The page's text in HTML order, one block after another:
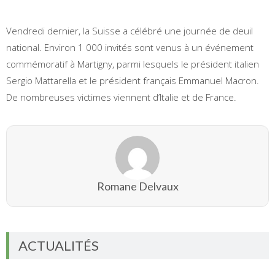
Vendredi dernier, la Suisse a célébré une journée de deuil
national. Environ 1 000 invités sont venus à un événement
commémoratif à Martigny, parmi lesquels le président italien
Sergio Mattarella et le président français Emmanuel Macron.
De nombreuses victimes viennent d’Italie et de France.
Romane Delvaux
ACTUALITÉS